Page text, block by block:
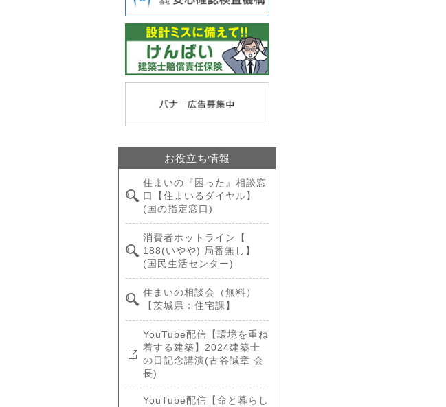
お役立ち情報
住まいの『困った』相談窓
口【住まいるダイヤル】
(国の指定窓口)
消費者ホットライン【
188(いやや) 局番無し】
(国民生活センター)
住まいの相談会（無料）
【茨城県：住宅課】
YouTube配信【環境を重ね
着する建築】2024建築士
の日記念講演(古谷誠章 会
長)
YouTube配信【命と暮らし